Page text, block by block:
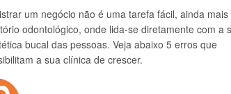
um negócio não é uma tarefa fácil, ainda mais
odontológico, onde lida-se diretamente com a
bucal das pessoas. Veja abaixo 5 erros que
a sua clínica de crescer.